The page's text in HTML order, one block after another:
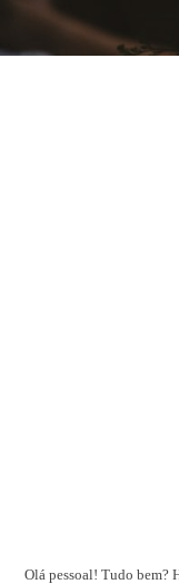
Olá pessoal! Tudo bem?